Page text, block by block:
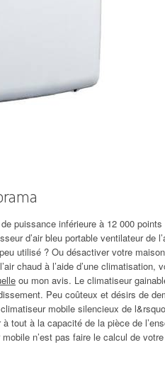
puissance inférieure à 12 000 points
d’air bleu portable ventilateur de
utilisé ? Ou désactiver votre
chaud à l’aide d’une climatisation,
ou mon avis. Le climatiseur
Peu coûteux et désirs de
mobile silencieux de l&rsquo
tout à la capacité de la pièce de
n’est pas faire le calcul de